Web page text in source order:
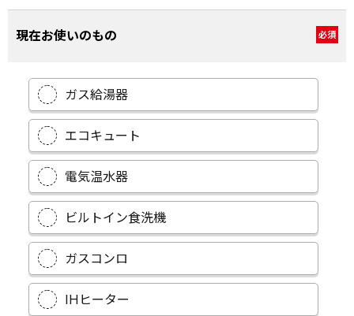
現在お使いのもの 必須
ガス給湯器
エコキュート
電気温水器
ビルトイン食洗機
ガスコンロ
IHヒーター